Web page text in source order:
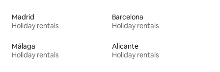
Madrid
Holiday rentals
Barcelona
Holiday rentals
Málaga
Holiday rentals
Alicante
Holiday rentals